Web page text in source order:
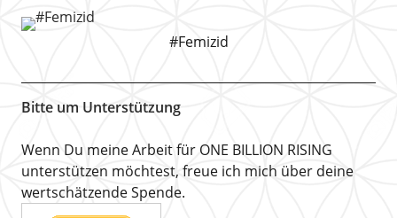
#Femizid
Bitte um Unterstützung
Wenn Du meine Arbeit für ONE BILLION RISING
unterstützen möchtest, freue ich mich über deine
wertschätzende Spende.